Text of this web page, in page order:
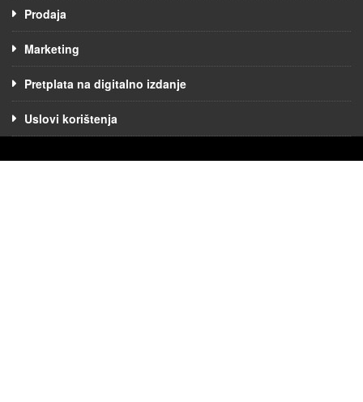
Prodaja
Marketing
Pretplata na digitalno izdanje
Uslovi korištenja